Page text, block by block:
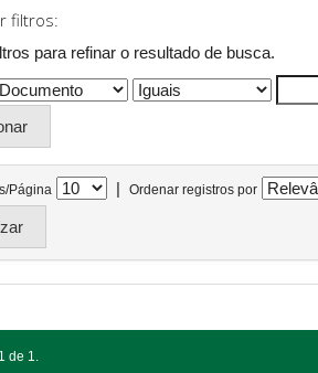
filtros:
para refinar o resultado de busca.
Página | Ordenar registros por
de 1.